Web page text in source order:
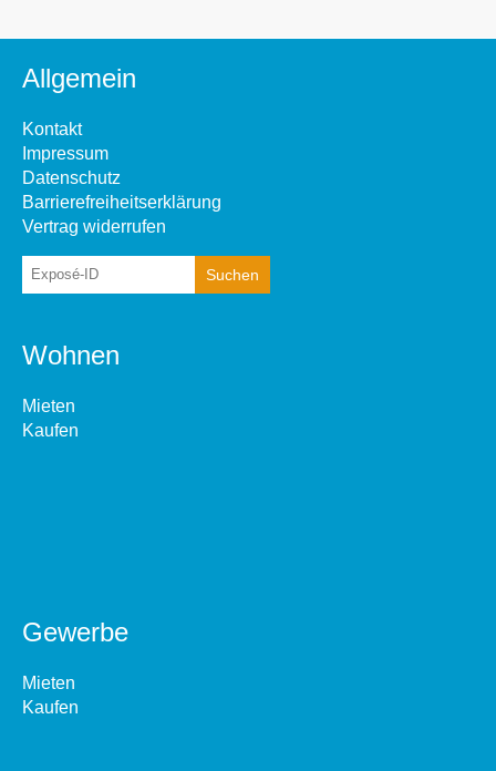
Allgemein
Kontakt
Impressum
Datenschutz
Barrierefreiheitserklärung
Vertrag widerrufen
Wohnen
Mieten
Kaufen
Gewerbe
Mieten
Kaufen